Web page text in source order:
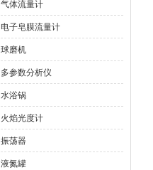
气体流量计
电子皂膜流量计
球磨机
多参数分析仪
水浴锅
火焰光度计
振荡器
液氮罐